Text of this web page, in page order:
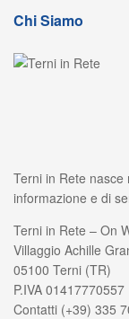
Chi Siamo
Terni in Rete
informazione e di
Terni in Rete – On
Villaggio Achille
05100 Terni (TR)
P.IVA 01417770557
Contatti (+39) 335